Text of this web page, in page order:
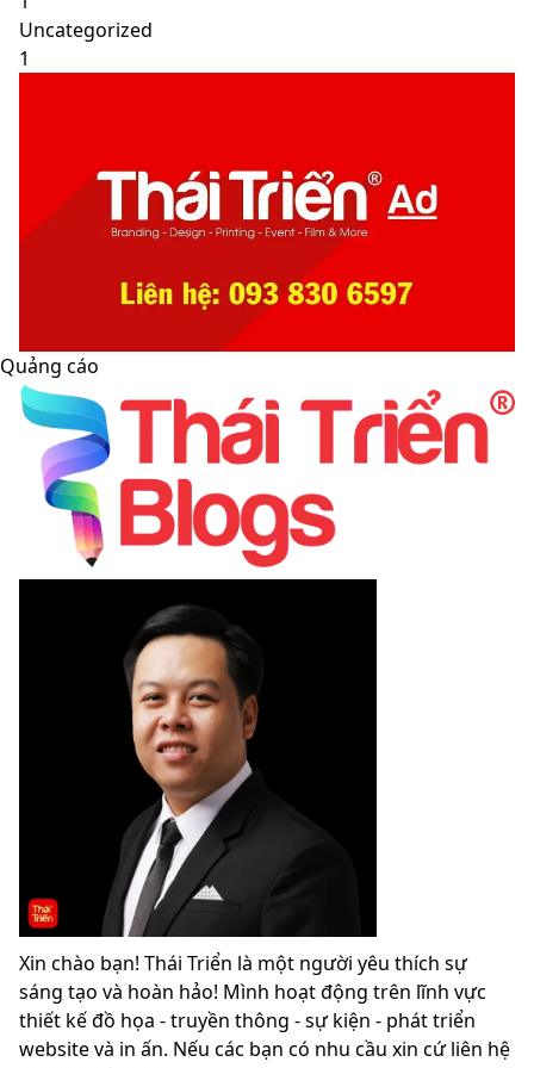
Uncategorized
1
Quảng cáo
Xin chào bạn! Thái Triển là một người yêu thích sự
sáng tạo và hoàn hảo! Mình hoạt động trên lĩnh vực
thiết kế đồ họa - truyền thông - sự kiện - phát triển
website và in ấn. Nếu các bạn có nhu cầu xin cứ liên hệ